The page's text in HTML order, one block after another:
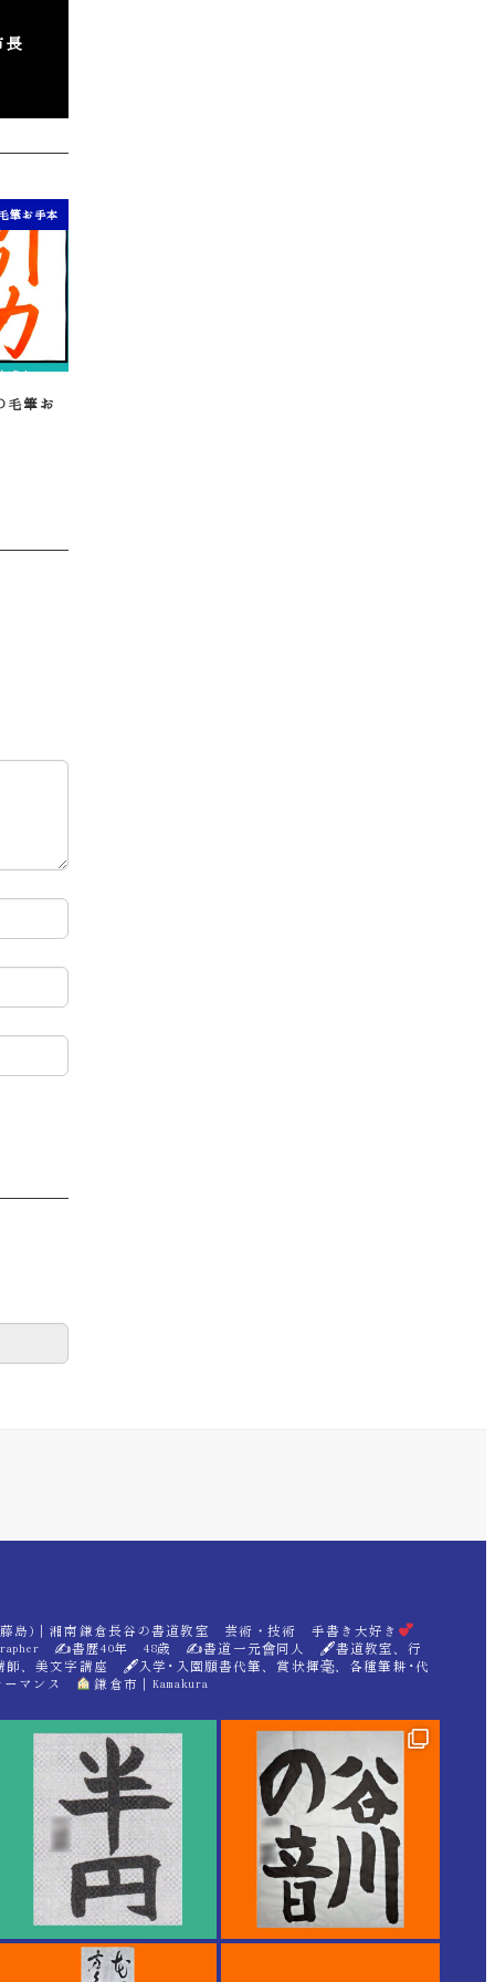
長
筆お手本
毛筆お
島)｜湘南鎌倉長谷の書道教室 芸術・技術 手書き大好き
✍書歴40年 48歳 ✍書道一元會同人 🖋書道教室、行
師、美文字講座 🖋入学･入園願書代筆、賞状揮毫、各種筆耕･代
ーマンス
鎌倉市｜Kamakura